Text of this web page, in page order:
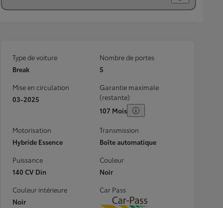
Type de voiture
Break
Nombre de portes
5
Mise en circulation
03-2025
Garantie maximale
(restante)
107 Mois
Motorisation
Hybride Essence
Transmission
Boîte automatique
Puissance
140 CV Din
Couleur
Noir
Couleur intérieure
Noir
Car Pass